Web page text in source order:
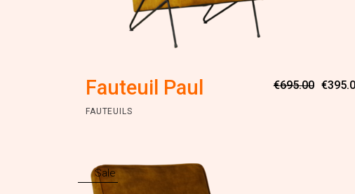
Fauteuil Paul €695.00 €
FAUTEUILS
Sale